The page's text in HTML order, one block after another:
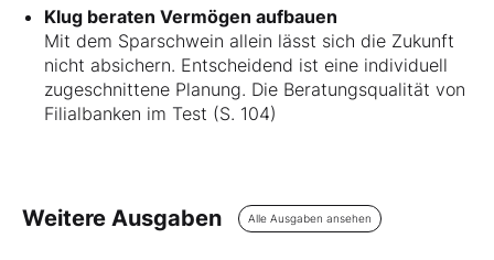
Klug beraten Vermögen aufbauen
Mit dem Sparschwein allein lässt sich die Zukunft
nicht absichern. Entscheidend ist eine individuell
zugeschnittene Planung. Die Beratungsqualität von
Filialbanken im Test (S. 104)
Weitere Ausgaben Alle Ausgaben ansehen